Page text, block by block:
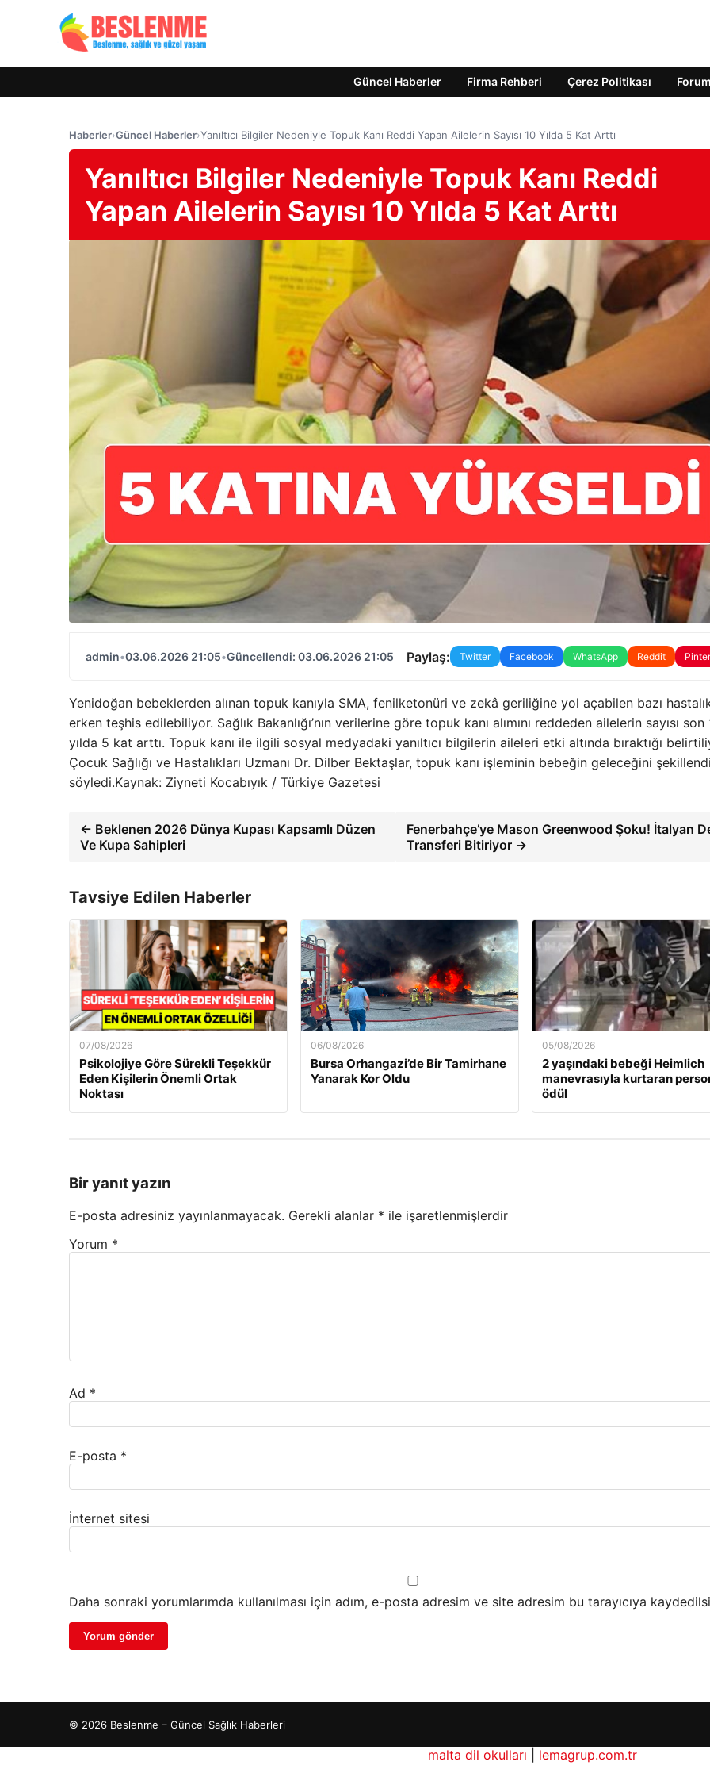
Güncel Haberler Firma Rehberi Çerez Politikası Forum
Haberler›Güncel Haberler›Yanıltıcı Bilgiler Nedeniyle Topuk Kanı Reddi Yapan Ailelerin Sayısı 10 Yılda 5 Kat Arttı
Yanıltıcı Bilgiler Nedeniyle Topuk Kanı Reddi
Yapan Ailelerin Sayısı 10 Yılda 5 Kat Arttı
admin•03.06.2026 21:05•Güncellendi: 03.06.2026 21:05 Paylaş: Twitter Facebook WhatsApp Reddit
Yenidoğan bebeklerden alınan topuk kanıyla SMA, fenilketonüri ve zekâ geriliğine yol açabilen bazı
erken teşhis edilebiliyor. Sağlık Bakanlığı’nın verilerine göre topuk kanı alımını reddeden ailelerin sayısı son
yılda 5 kat arttı. Topuk kanı ile ilgili sosyal medyadaki yanıltıcı bilgilerin aileleri etki altında bıraktığı
Çocuk Sağlığı ve Hastalıkları Uzmanı Dr. Dilber Bektaşlar, topuk kanı işleminin bebeğin geleceğini
söyledi.Kaynak: Ziyneti Kocabıyık / Türkiye Gazetesi
← Beklenen 2026 Dünya Kupası Kapsamlı Düzen
Ve Kupa Sahipleri
Fenerbahçe’ye Mason Greenwood Şoku! İtalyan
Transferi Bitiriyor →
Tavsiye Edilen Haberler
07/08/2026
Psikolojiye Göre Sürekli Teşekkür
Eden Kişilerin Önemli Ortak
Noktası
06/08/2026
Bursa Orhangazi’de Bir Tamirhane
Yanarak Kor Oldu
05/08/2026
2 yaşındaki bebeği Heimlich
manevrasıyla kurtaran
ödül
Bir yanıt yazın
E-posta adresiniz yayınlanmayacak. Gerekli alanlar * ile işaretlenmişlerdir
Yorum *
Ad *
E-posta *
İnternet sitesi
Daha sonraki yorumlarımda kullanılması için adım, e-posta adresim ve site adresim bu tarayıcıya
© 2026 Beslenme – Güncel Sağlık Haberleri
malta dil okulları | lemagrup.com.tr